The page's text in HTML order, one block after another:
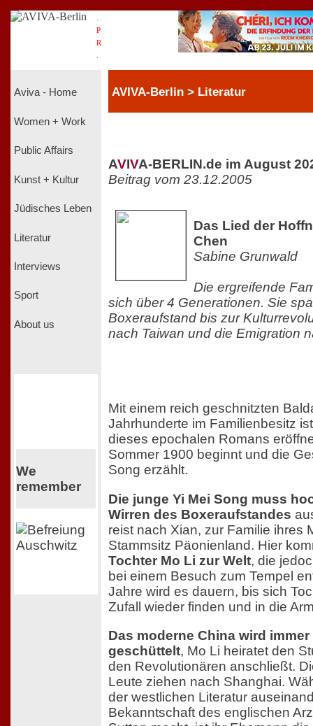
P
R
Aviva - Home
Women + Work
Public Affairs
Kunst + Kultur
Jüdisches Leben
Literatur
Interviews
Sport
About us
We
remember
AVIVA-Berlin > Literatur
AVIVA-BERLIN.de im August
Beitrag vom 23.12.2005
Das Lied der
Chen
Sabine Grunwald
Die ergreifende
sich über 4 Generationen. Sie
Boxeraufstand bis zur
nach Taiwan und die Emigration
Mit einem reich geschnitzten
Jahrhunderte im Familienbesitz
dieses epochalen Romans
Sommer 1900 beginnt und die
Song erzählt.
Die junge Yi Mei Song muss
Wirren des Boxeraufstandes
reist nach Xian, zur Familie ihres
Stammsitz Päonienland. Hier
Tochter Mo Li zur Welt, die
bei einem Besuch zum Tempel
Jahre wird es dauern, bis sich
Zufall wieder finden und in die
Das moderne China wird
geschüttelt, Mo Li heiratet den
den Revolutionären anschließt.
Leute ziehen nach Shanghai.
der westlichen Literatur
Bekanntschaft des englischen